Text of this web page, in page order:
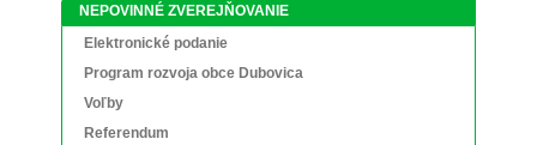
NEPOVINNÉ ZVEREJŇOVANIE
Elektronické podanie
Program rozvoja obce Dubovica
Voľby
Referendum